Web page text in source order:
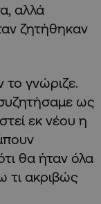
αλλά
ζητήθηκαν
γνώριζε.
ως
εκ νέου η
θα ήταν όλα
ακριβώς